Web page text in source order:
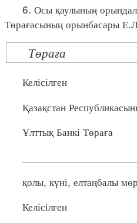
6. Осы қаулының
Төрағасының орынбасары
Төраға
Келісілген
Қазақстан
Ұлттық Банкі Төраға
қолы, күні, елтаңбалы мөр
Келісілген